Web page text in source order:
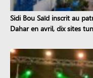
Sidi Bou Saïd inscrit au
Dahar en avril, dix sites